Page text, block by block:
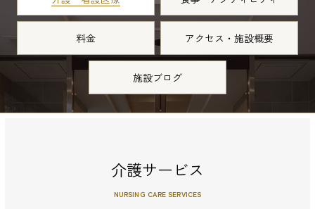
料金 アクセス・施設概要
施設ブログ
介護サービス
NURSING CARE SERVICES